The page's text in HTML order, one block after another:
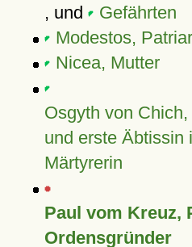
, und
Gefährten
Modestos,
Nicea, Mutter
Osgyth von
und erste Äbtissin
Märtyrerin
Paul vom Kreuz,
Ordensgründer